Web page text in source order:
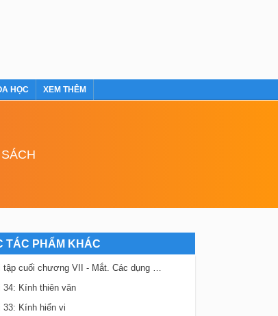
HỌC XEM THÊM
TÁC PHẨM KHÁC
Bài tập cuối chương VII - Mắt. Các dụng cụ quang
34: Kính thiên văn
33: Kính hiển vi